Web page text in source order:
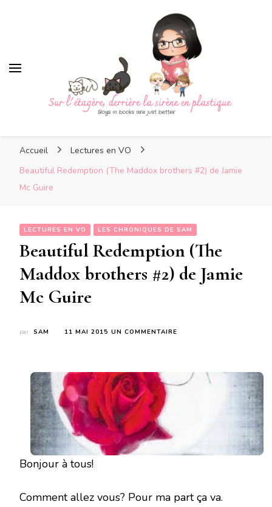
Sur l'étagère, derrière la
sirène en plastique
Accueil
Lectures en VO
Beautiful Redemption (The Maddox brothers #2) de Jamie
Mc Guire
LECTURES EN VO LES CHRONIQUES DE SAM
Beautiful Redemption (The
Maddox brothers #2) de Jamie
Mc Guire
par SAM 11 MAI 2015 UN COMMENTAIRE
MADDOX
BROTHERS
Bonjour à tous!
Comment allez vous? Pour ma part ça va.